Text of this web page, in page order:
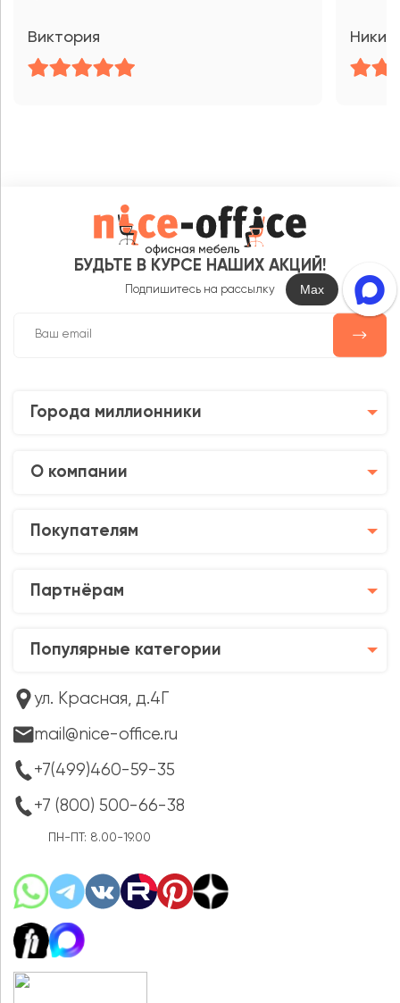
Виктория
БУДЬТЕ В КУРСЕ НАШИХ АКЦИЙ!
Подпишитесь на рассылку
Города миллионники
О компании
Покупателям
Партнёрам
Популярные категории
ул. Красная, д.4Г
mail@nice-office.ru
+7(499)460-59-35
+7 (800) 500-66-38
ПН-ПТ: 8.00-19.00
Max